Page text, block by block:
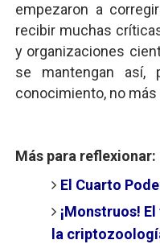
empezaron a
recibir muchas
y organizaciones
se mantengan así,
conocimiento, no
Más para reflexionar:
El Cuarto
¡Monstruos!
la